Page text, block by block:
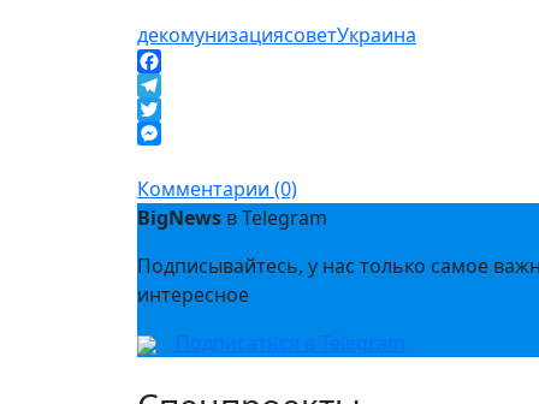
декомунизациясоветУкраина
Facebook
Telegram
Twitter
Комментарии (0)
BigNews в Telegram
Подписывайтесь, у нас только самое
интересное
Подписаться в Telegram